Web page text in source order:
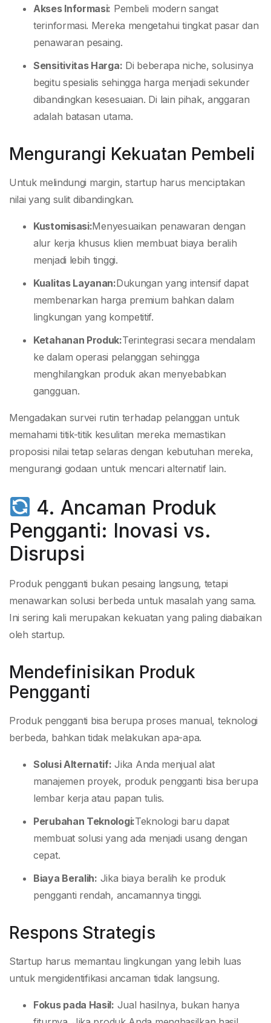
Akses Informasi: Pembeli modern sangat
terinformasi. Mereka mengetahui tingkat pasar dan
penawaran pesaing.
Sensitivitas Harga: Di beberapa niche, solusinya
begitu spesialis sehingga harga menjadi sekunder
dibandingkan kesesuaian. Di lain pihak, anggaran
adalah batasan utama.
Mengurangi Kekuatan Pembeli
Untuk melindungi margin, startup harus menciptakan
nilai yang sulit dibandingkan.
Kustomisasi:Menyesuaikan penawaran dengan
alur kerja khusus klien membuat biaya beralih
menjadi lebih tinggi.
Kualitas Layanan:Dukungan yang intensif dapat
membenarkan harga premium bahkan dalam
lingkungan yang kompetitif.
Ketahanan Produk:Terintegrasi secara mendalam
ke dalam operasi pelanggan sehingga
menghilangkan produk akan menyebabkan
gangguan.
Mengadakan survei rutin terhadap pelanggan untuk
memahami titik-titik kesulitan mereka memastikan
proposisi nilai tetap selaras dengan kebutuhan mereka,
mengurangi godaan untuk mencari alternatif lain.
4. Ancaman Produk
Pengganti: Inovasi vs.
Disrupsi
Produk pengganti bukan pesaing langsung, tetapi
menawarkan solusi berbeda untuk masalah yang sama.
Ini sering kali merupakan kekuatan yang paling diabaikan
oleh startup.
Mendefinisikan Produk
Pengganti
Produk pengganti bisa berupa proses manual, teknologi
berbeda, bahkan tidak melakukan apa-apa.
Solusi Alternatif: Jika Anda menjual alat
manajemen proyek, produk pengganti bisa berupa
lembar kerja atau papan tulis.
Perubahan Teknologi:Teknologi baru dapat
membuat solusi yang ada menjadi usang dengan
cepat.
Biaya Beralih: Jika biaya beralih ke produk
pengganti rendah, ancamannya tinggi.
Respons Strategis
Startup harus memantau lingkungan yang lebih luas
untuk mengidentifikasi ancaman tidak langsung.
Fokus pada Hasil: Jual hasilnya, bukan hanya